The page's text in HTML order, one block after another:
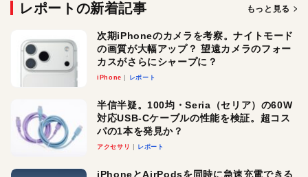
レポートの新着記事 もっと見る
次期iPhoneのカメラを考察。ナイトモード
の画質が大幅アップ？ 望遠カメラのフォー
カスがさらにシャープに？
iPhone レポート
半信半疑。100均・Seria（セリア）の60W
対応USB-Cケーブルの性能を検証。超コス
パの1本を発見か？
アクセサリ レポート
iPhoneとAirPodsを同時に急速充電できる